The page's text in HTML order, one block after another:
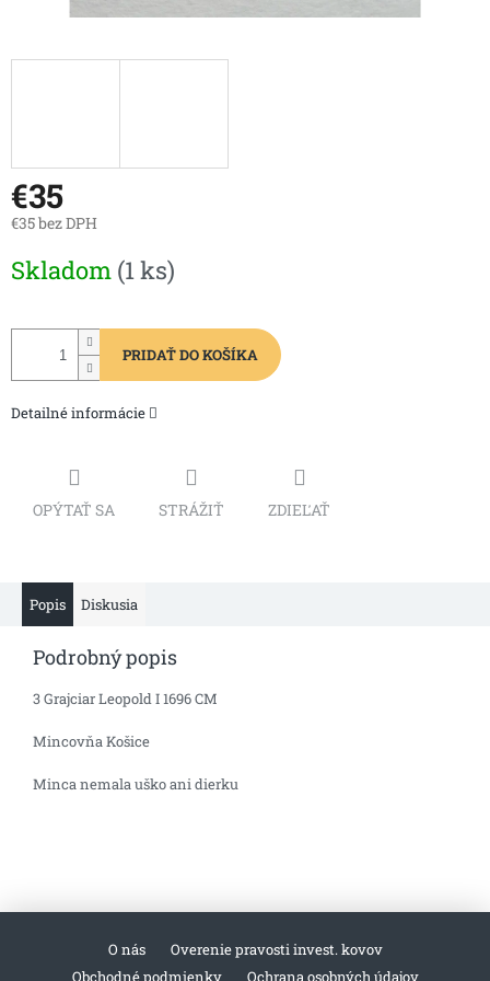
€35
€35 bez DPH
cena:
Skladom (1 ks)
PRIDAŤ DO KOŠÍKA
Detailné informácie
OPÝTAŤ SA STRÁŽIŤ ZDIEĽAŤ
Popis Diskusia
Podrobný popis
3 Grajciar Leopold I 1696 CM
Mincovňa Košice
Minca nemala uško ani dierku
O nás
Overenie pravosti invest. kovov
Obchodné podmienky
Ochrana osobných údajov